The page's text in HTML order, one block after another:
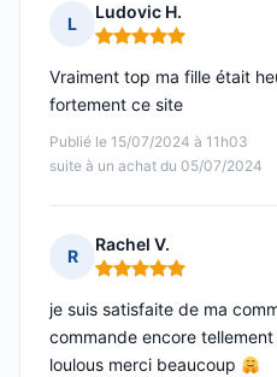
L
Ludovic H.
Note : 5 sur 5
Publié le 15/07/2024 à 11h03
suite à un achat du 05/07/2024
Vraiment top ma fille était
fortement ce site
R
Rachel V.
Note : 5 sur 5
je suis satisfaite de ma
commande encore
loulous merci beaucoup